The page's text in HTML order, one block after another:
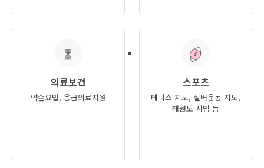
의료보건
약손요법, 응급의료지원
스포츠
테니스 지도, 실버운동 지도,
태권도 시범 등